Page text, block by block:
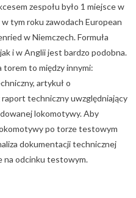
zespołu było 1 miejsce w
tym roku zawodach European
w Niemczech. Formuła
i w Anglii jest bardzo podobna.
torem to między innymi:
artykuł o
techniczny uwzględniający
lokomotywy. Aby
po torze testowym
dokumentacji technicznej
na odcinku testowym.